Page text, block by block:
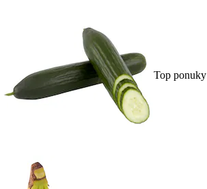
Top ponuky